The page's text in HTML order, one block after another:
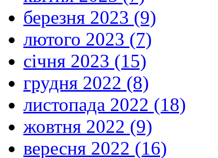
березня 2023 (9)
лютого 2023 (7)
січня 2023 (15)
грудня 2022 (8)
листопада 2022 (18)
жовтня 2022 (9)
вересня 2022 (16)